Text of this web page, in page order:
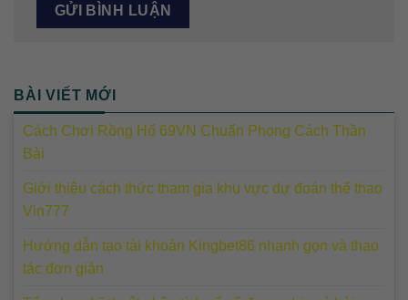
BÀI VIẾT MỚI
Cách Chơi Rồng Hổ 69VN Chuẩn Phong Cách Thần
Bài
Giới thiệu cách thức tham gia khu vực dự đoán thể thao
Vin777
Hướng dẫn tạo tài khoản Kingbet86 nhanh gọn và thao
tác đơn giản